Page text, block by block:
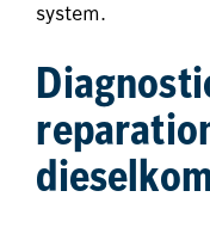
system.